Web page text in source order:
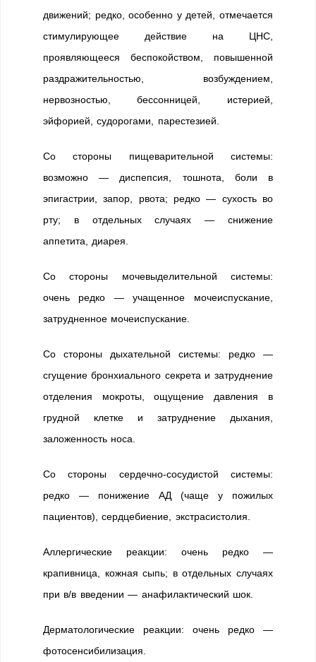
движений; редко, особенно у детей, отмечается
стимулирующее действие на ЦНС,
проявляющееся беспокойством, повышенной
раздражительностью, возбуждением,
нервозностью, бессонницей, истерией,
эйфорией, судорогами, парестезией.
Со стороны пищеварительной системы:
возможно — диспепсия, тошнота, боли в
эпигастрии, запор, рвота; редко — сухость во
рту; в отдельных случаях — снижение
аппетита, диарея.
Со стороны мочевыделительной системы:
очень редко — учащенное мочеиспускание,
затрудненное мочеиспускание.
Со стороны дыхательной системы: редко —
сгущение бронхиального секрета и затруднение
отделения мокроты, ощущение давления в
грудной клетке и затруднение дыхания,
заложенность носа.
Со стороны сердечно-сосудистой системы:
редко — понижение АД (чаще у пожилых
пациентов), сердцебиение, экстрасистолия.
Аллергические реакции: очень редко —
крапивница, кожная сыпь; в отдельных случаях
при в/в введении — анафилактический шок.
Дерматологические реакции: очень редко —
фотосенсибилизация.